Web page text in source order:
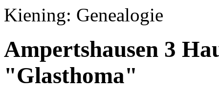
Kiening: Genealogie
Ampertshausen 3
"Glasthoma"